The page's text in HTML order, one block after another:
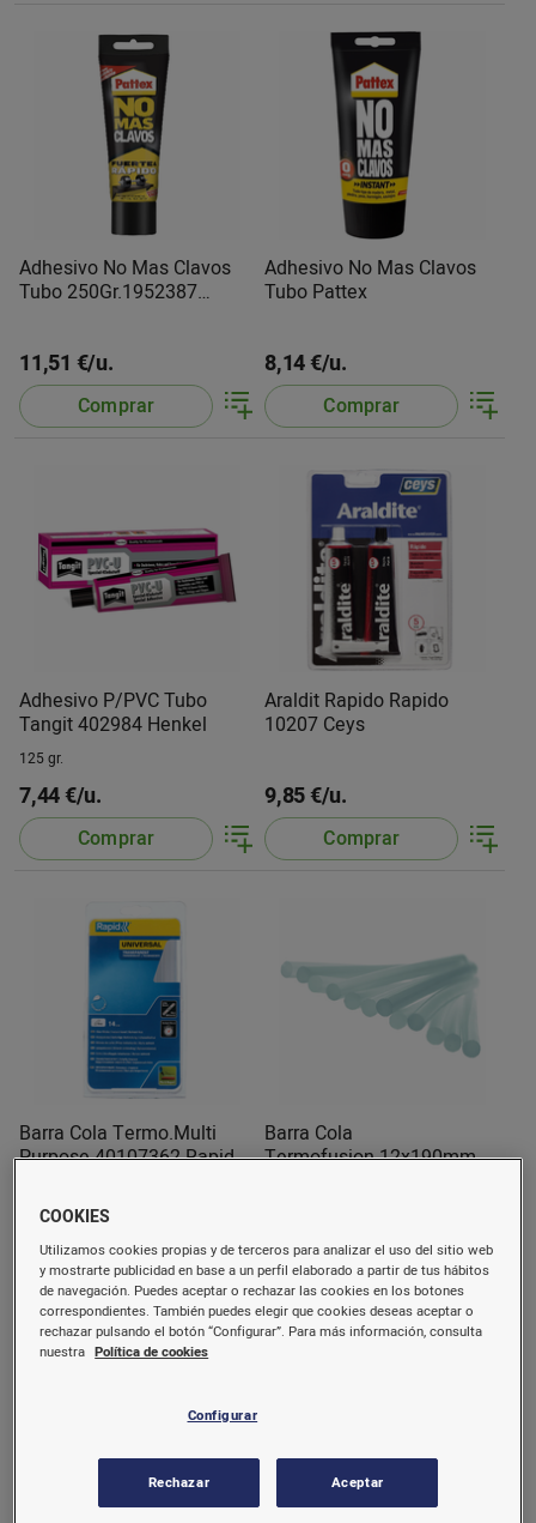
Adhesivo No Mas Clavos
Tubo 250Gr.1952387
11,51 €/u.
Comprar
Adhesivo No Mas Clavos
Tubo Pattex
8,14 €/u.
Comprar
Adhesivo P/PVC Tubo
Tangit 402984 Henkel
125 gr.
7,44 €/u.
Comprar
Araldit Rapido Rapido
10207 Ceys
9,85 €/u.
Comprar
Barra Cola Termo.Multi
Purpose 40107362 Rapid
10,62 €/u.
Comprar
Barra Cola
Termofusion.12x190mm
Comprar
COOKIES
Utilizamos cookies propias y de terceros para analizar el uso del sitio web
y mostrarte publicidad en base a un perfil elaborado a partir de tus hábitos
de navegación. Puedes aceptar o rechazar las cookies en los botones
correspondientes. También puedes elegir que cookies deseas aceptar o
rechazar pulsando el botón “Configurar”. Para más información, consulta
nuestra Política de cookies
Configurar
Rechazar Aceptar